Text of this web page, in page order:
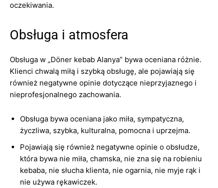
oczekiwania.
Obsługa i atmosfera
Obsługa w „Döner kebab Alanya” bywa oceniana różnie.
Klienci chwalą miłą i szybką obsługę, ale pojawiają się
również negatywne opinie dotyczące nieprzyjaznego i
nieprofesjonalnego zachowania.
Obsługa bywa oceniana jako miła, sympatyczna,
życzliwa, szybka, kulturalna, pomocna i uprzejma.
Pojawiają się również negatywne opinie o obsłudze,
która bywa nie miła, chamska, nie zna się na robieniu
kebaba, nie słucha klienta, nie ogarnia, nie myje rąk i
nie używa rękawiczek.